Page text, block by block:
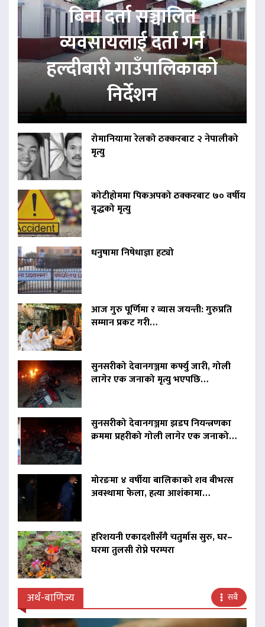
बिना दर्ता सञ्चालित
व्यवसायलाई दर्ता गर्न
हल्दीबारी गाउँपालिकाको
निर्देशन
रोमानियामा रेलको ठक्करबाट २ नेपालीको
मृत्यु
कोटीहोममा पिकअपको ठक्करबाट ७० वर्षीय
वृद्धको मृत्यु
धनुषामा निषेधाज्ञा हट्यो
आज गुरु पूर्णिमा र व्यास जयन्ती: गुरुप्रति
सम्मान प्रकट गरी…
सुनसरीको देवानगञ्जमा कर्फ्यु जारी, गोली
लागेर एक जनाको मृत्यु भएपछि…
सुनसरीको देवानगञ्जमा झडप नियन्त्रणका
क्रममा प्रहरीको गोली लागेर एक जनाको…
मोरङमा ४ वर्षीया बालिकाको शव बीभत्स
अवस्थामा फेला, हत्या आशंकामा…
हरिशयनी एकादशीसँगै चतुर्मास सुरु, घर–
घरमा तुलसी रोप्ने परम्परा
अर्थ-बाणिज्य सबै